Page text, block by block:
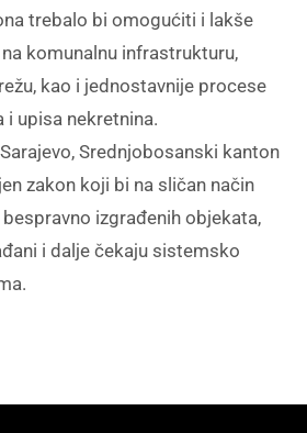
trebalo bi omogućiti i lakše
komunalnu infrastrukturu,
kao i jednostavnije procese
i upisa nekretnina.
Srednjobosanski kanton
zakon koji bi na sličan način
izgrađenih objekata,
i dalje čekaju sistemsko